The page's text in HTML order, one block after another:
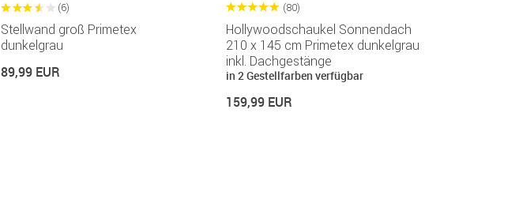
(6)
Stellwand groß Primetex
dunkelgrau
89,99 EUR
(80)
Hollywoodschaukel Sonnendach
210 x 145 cm Primetex dunkelgrau
inkl. Dachgestänge
in 2 Gestellfarben verfügbar
159,99 EUR